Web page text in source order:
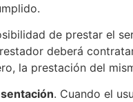
de prestar el
deberá
la prestación del
. Cuando el